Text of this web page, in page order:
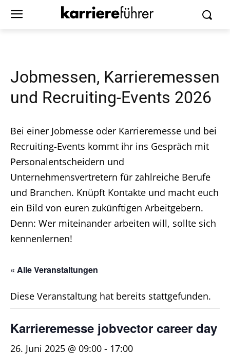
Jobmessen, Karrieremessen
und Recruiting-Events 2026
Bei einer Jobmesse oder Karrieremesse und bei
Recruiting-Events kommt ihr ins Gespräch mit
Personalentscheidern und
Unternehmensvertretern für zahlreiche Berufe
und Branchen. Knüpft Kontakte und macht euch
ein Bild von euren zukünftigen Arbeitgebern.
Denn: Wer miteinander arbeiten will, sollte sich
kennenlernen!
« Alle Veranstaltungen
Diese Veranstaltung hat bereits stattgefunden.
Karrieremesse jobvector career day
26. Juni 2025 @ 09:00 - 17:00